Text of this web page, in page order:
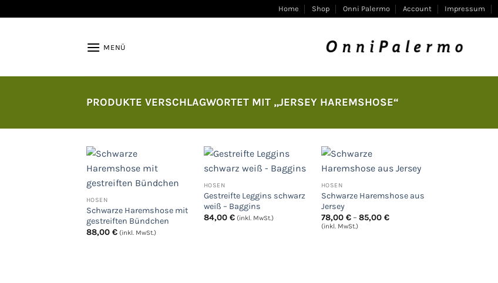
Inhalt
Home Shop Onni Palermo Account Impressum
MENÜ
PRODUKTE VERSCHLAGWORTET MIT „JERSEY HAREMSHOSE“
Wunschliste
HOSEN
Schwarze Haremshose mit
gestreiften Bündchen
88,00 € (inkl. MwSt.)
die
HOSEN
Gestreifte Leggins schwarz
weiß – Baggins
84,00 € (inkl. MwSt.)
die
HOSEN
Schwarze Haremshose aus
Jersey
78,00 €– 85,00 €Preisspanne:
(inkl. MwSt.)